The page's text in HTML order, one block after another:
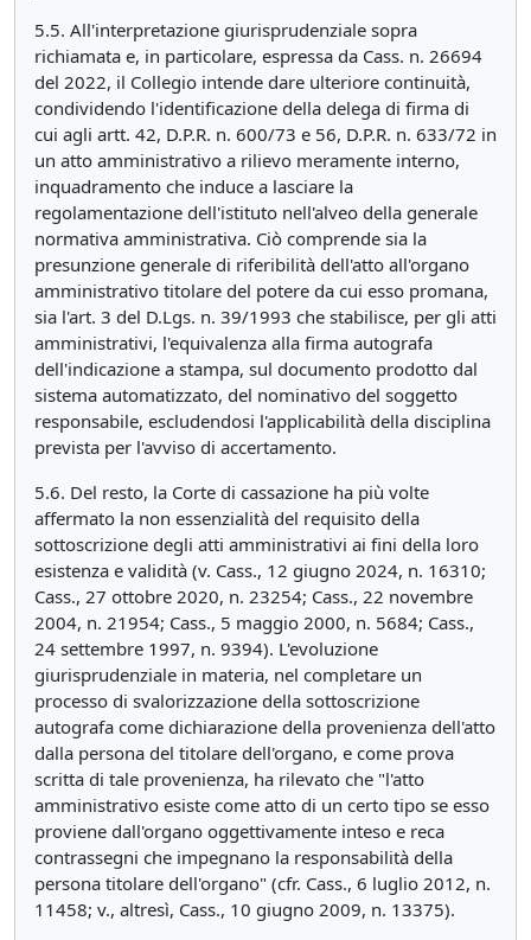
5.5. All'interpretazione giurisprudenziale sopra
richiamata e, in particolare, espressa da Cass. n. 26694
del 2022, il Collegio intende dare ulteriore continuità,
condividendo l'identificazione della delega di firma di
cui agli artt. 42, D.P.R. n. 600/73 e 56, D.P.R. n. 633/72 in
un atto amministrativo a rilievo meramente interno,
inquadramento che induce a lasciare la
regolamentazione dell'istituto nell'alveo della generale
normativa amministrativa. Ciò comprende sia la
presunzione generale di riferibilità dell'atto all'organo
amministrativo titolare del potere da cui esso promana,
sia l'art. 3 del D.Lgs. n. 39/1993 che stabilisce, per gli atti
amministrativi, l'equivalenza alla firma autografa
dell'indicazione a stampa, sul documento prodotto dal
sistema automatizzato, del nominativo del soggetto
responsabile, escludendosi l'applicabilità della disciplina
prevista per l'avviso di accertamento.
5.6. Del resto, la Corte di cassazione ha più volte
affermato la non essenzialità del requisito della
sottoscrizione degli atti amministrativi ai fini della loro
esistenza e validità (v. Cass., 12 giugno 2024, n. 16310;
Cass., 27 ottobre 2020, n. 23254; Cass., 22 novembre
2004, n. 21954; Cass., 5 maggio 2000, n. 5684; Cass.,
24 settembre 1997, n. 9394). L'evoluzione
giurisprudenziale in materia, nel completare un
processo di svalorizzazione della sottoscrizione
autografa come dichiarazione della provenienza dell'atto
dalla persona del titolare dell'organo, e come prova
scritta di tale provenienza, ha rilevato che "l'atto
amministrativo esiste come atto di un certo tipo se esso
proviene dall'organo oggettivamente inteso e reca
contrassegni che impegnano la responsabilità della
persona titolare dell'organo" (cfr. Cass., 6 luglio 2012, n.
11458; v., altresì, Cass., 10 giugno 2009, n. 13375).